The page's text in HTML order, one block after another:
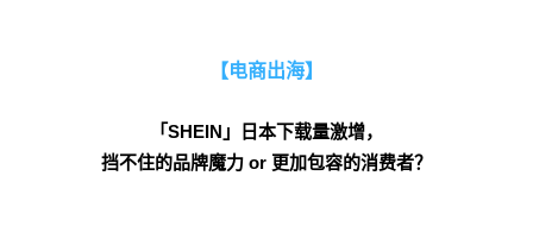
【电商出海】
「SHEIN」日本下载量激增，
挡不住的品牌魔力 or 更加包容的消费者？